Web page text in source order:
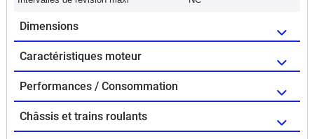
Dimensions
Caractéristiques moteur
Performances / Consommation
Châssis et trains roulants